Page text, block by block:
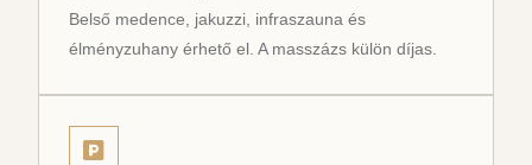
Belső medence, jakuzzi, infraszauna és
élményzuhany érhető el. A masszázs külön díjas.